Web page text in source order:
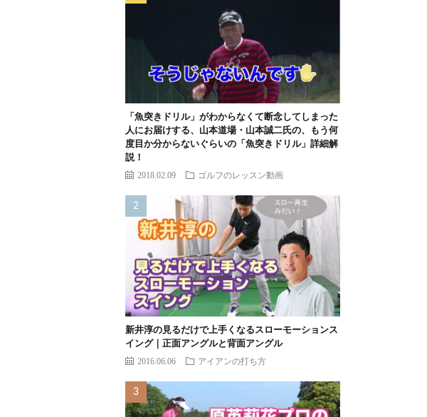
「魚突きドリル」がわからなくて断念してしまった
人にお届けする、山本道場・山本誠二氏の、もう何
度目か分からないぐらいの「魚突きドリル」詳細解
説！
2018.02.09 ゴルフのレッスン動画
新井淳の見るだけで上手くなるスローモーションス
イング｜正面アングルと背面アングル
2016.06.06 アイアンの打ち方